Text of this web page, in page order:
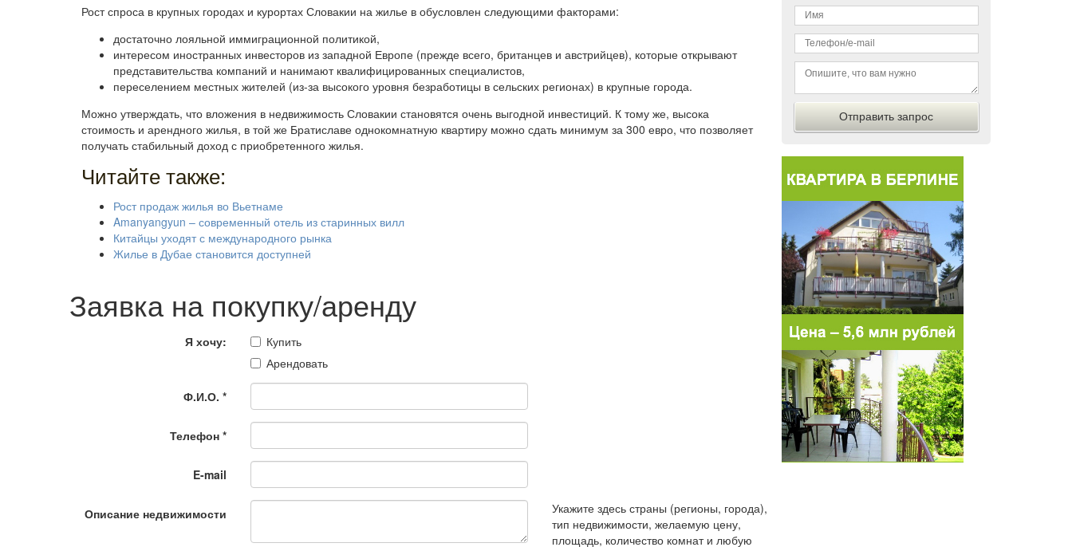
Рост спроса в крупных городах и курортах Словакии на жилье в обусловлен следующими факторами:
достаточно лояльной иммиграционной политикой,
интересом иностранных инвесторов из западной Европе (прежде всего, британцев и австрийцев), которые открывают
представительства компаний и нанимают квалифицированных специалистов,
переселением местных жителей (из-за высокого уровня безработицы в сельских регионах) в крупные города.
Можно утверждать, что вложения в недвижимость Словакии становятся очень выгодной инвестиций. К тому же, высока
стоимость и арендного жилья, в той же Братиславе однокомнатную квартиру можно сдать минимум за 300 евро, что позволяет
получать стабильный доход с приобретенного жилья.
Читайте также:
Рост продаж жилья во Вьетнаме
Amanyangyun – современный отель из старинных вилл
Китайцы уходят с международного рынка
Жилье в Дубае становится доступней
Заявка на покупку/аренду
Я хочу:
Купить
Арендовать
Ф.И.О. *
Телефон *
E-mail
Описание недвижимости
Укажите здесь страны (регионы, города),
тип недвижимости, желаемую цену,
площадь, количество комнат и любую